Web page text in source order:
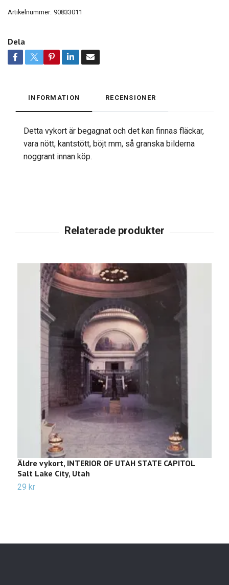
Artikelnummer: 90833011
Dela
INFORMATION RECENSIONER
Detta vykort är begagnat och det kan finnas fläckar,
vara nött, kantstött, böjt mm, så granska bilderna
noggrant innan köp.
Äldre vykort, INTERIOR OF UTAH STATE CAPITOL
Salt Lake City, Utah
29 kr